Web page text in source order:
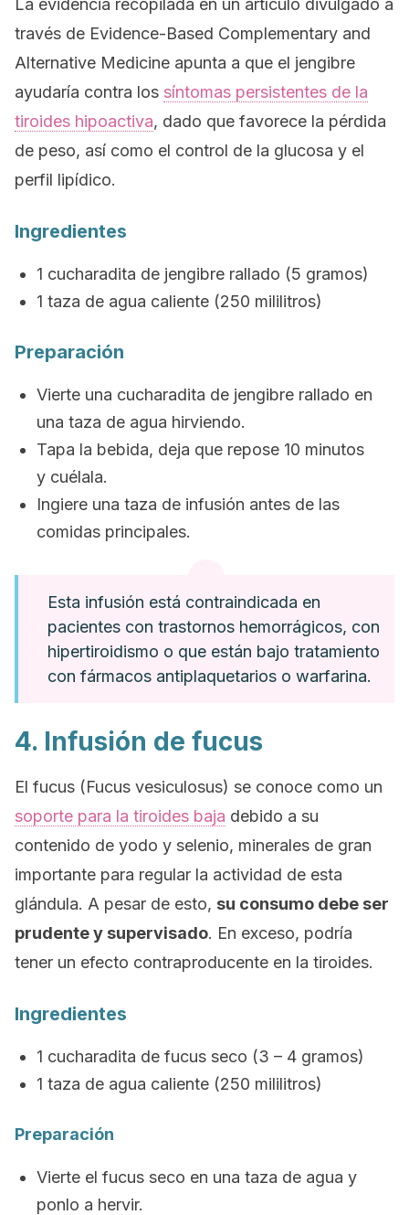
La evidencia recopilada en un artículo divulgado a
través de Evidence-Based Complementary and
Alternative Medicine apunta a que el jengibre
ayudaría contra los síntomas persistentes de la
tiroides hipoactiva, dado que favorece la pérdida
de peso, así como el control de la glucosa y el
perfil lipídico.
Ingredientes
1 cucharadita de jengibre rallado (5 gramos)
1 taza de agua caliente (250 mililitros)
Preparación
Vierte una cucharadita de jengibre rallado en
una taza de agua hirviendo.
Tapa la bebida, deja que repose 10 minutos
y cuélala.
Ingiere una taza de infusión antes de las
comidas principales.
Esta infusión está contraindicada en
pacientes con trastornos hemorrágicos, con
hipertiroidismo o que están bajo tratamiento
con fármacos antiplaquetarios o warfarina.
4. Infusión de fucus
El fucus (Fucus vesiculosus) se conoce como un
soporte para la tiroides baja debido a su
contenido de yodo y selenio, minerales de gran
importante para regular la actividad de esta
glándula. A pesar de esto, su consumo debe ser
prudente y supervisado. En exceso, podría
tener un efecto contraproducente en la tiroides.
Ingredientes
1 cucharadita de fucus seco (3 – 4 gramos)
1 taza de agua caliente (250 mililitros)
Preparación
Vierte el fucus seco en una taza de agua y
ponlo a hervir.